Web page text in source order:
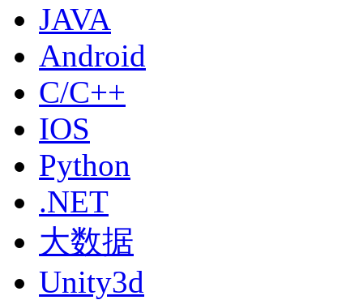
JAVA
Android
C/C++
IOS
Python
.NET
大数据
Unity3d